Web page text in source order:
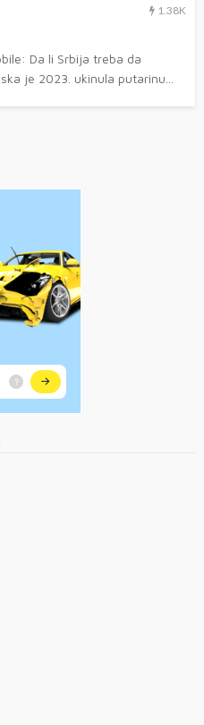
1.38K
Da li Srbija treba da
je 2023. ukinula putarinu...